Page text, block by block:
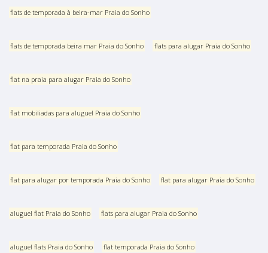
flats de temporada à beira-mar Praia do Sonho
flats de temporada beira mar Praia do Sonho flats para alugar Praia do Sonho
flat na praia para alugar Praia do Sonho
flat mobiliadas para aluguel Praia do Sonho
flat para temporada Praia do Sonho
flat para alugar por temporada Praia do Sonho flat para alugar Praia do Sonho
aluguel flat Praia do Sonho flats para alugar Praia do Sonho
aluguel flats Praia do Sonho flat temporada Praia do Sonho